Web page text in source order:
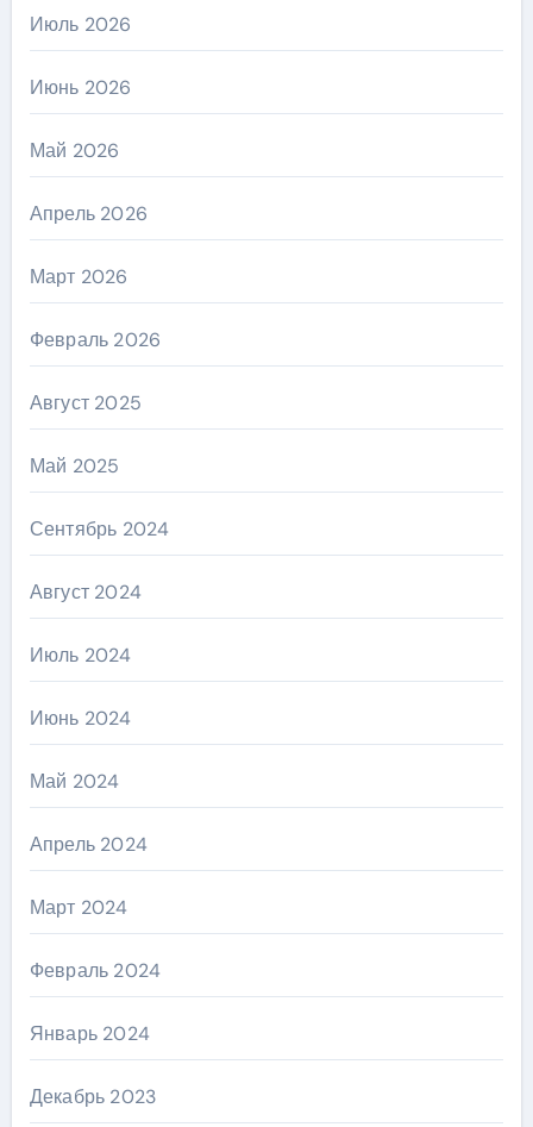
Июль 2026
Июнь 2026
Май 2026
Апрель 2026
Март 2026
Февраль 2026
Август 2025
Май 2025
Сентябрь 2024
Август 2024
Июль 2024
Июнь 2024
Май 2024
Апрель 2024
Март 2024
Февраль 2024
Январь 2024
Декабрь 2023